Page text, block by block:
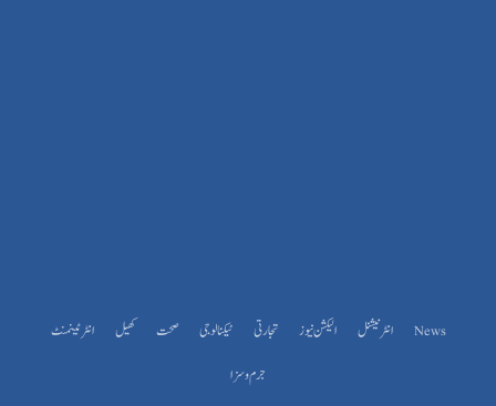
News انٹرنیشنل الیکشن نیوز تجارتی ٹیکنالوجی صحت کھیل
انٹرٹینمنٹ
جرم و سزا